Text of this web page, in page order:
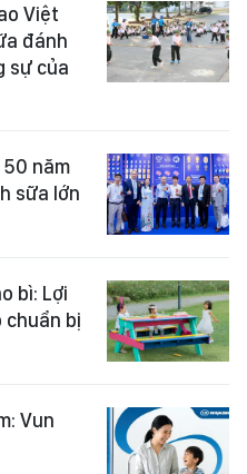
Việt
đánh
sự của
năm
sữa lớn
bì: Lợi
chuẩn bị
Vun